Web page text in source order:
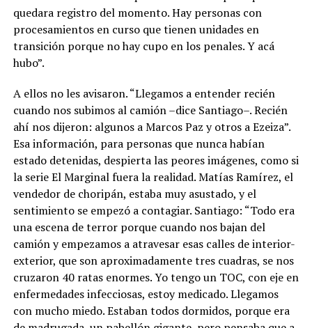
quedara registro del momento. Hay personas con
procesamientos en curso que tienen unidades en
transición porque no hay cupo en los penales. Y acá
hubo”.
A ellos no les avisaron. “Llegamos a entender recién
cuando nos subimos al camión –dice Santiago–. Recién
ahí nos dijeron: algunos a Marcos Paz y otros a Ezeiza”.
Esa información, para personas que nunca habían
estado detenidas, despierta las peores imágenes, como si
la serie El Marginal fuera la realidad. Matías Ramírez, el
vendedor de choripán, estaba muy asustado, y el
sentimiento se empezó a contagiar. Santiago: “Todo era
una escena de terror porque cuando nos bajan del
camión y empezamos a atravesar esas calles de interior-
exterior, que son aproximadamente tres cuadras, se nos
cruzaron 40 ratas enormes. Yo tengo un TOC, con eje en
enfermedades infecciosas, estoy medicado. Llegamos
con mucho miedo. Estaban todos dormidos, porque era